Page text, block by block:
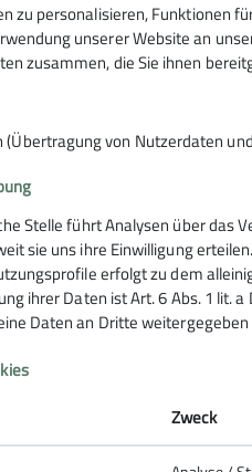
das Gedächtnis der
und Ihren
im Monat um 19:30 Uhr,
3. Dienstag im Monat,
zu personalisieren, Funktionen
unserer Website an
zusammen, die Sie ihnen
(Übertragung von Nutzerdaten
Stelle führt Analysen über das
sie uns ihre Einwilligung
erfolgt zu dem
ihrer Daten ist Art. 6 Abs. 1 lit.
Daten an Dritte
Zweck